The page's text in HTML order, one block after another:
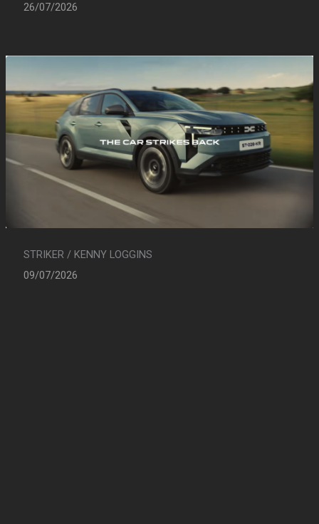
26/07/2026
STRIKER / KENNY LOGGINS
09/07/2026